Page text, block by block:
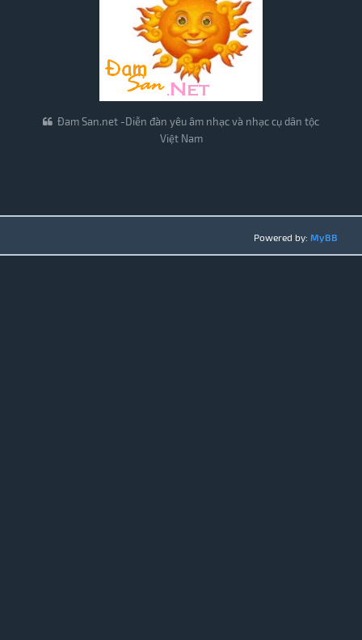
Đam San.net -Diễn đàn yêu âm nhạc và nhạc cụ dân tộc
Việt Nam
Powered by: MyBB